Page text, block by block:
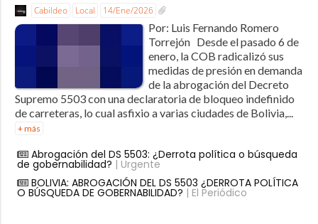
Cabildeo Local 14/Ene/2026
Por: Luis Fernando Romero
Torrejón Desde el pasado 6 de
enero, la COB radicalizó sus
medidas de presión en demanda
de la abrogación del Decreto
Supremo 5503 con una declaratoria de bloqueo indefinido
de carreteras, lo cual asfixio a varias ciudades de Bolivia,...
+ más
Abrogación del DS 5503: ¿Derrota política o búsqueda
de gobernabilidad? | Urgente
BOLIVIA: ABROGACIÓN DEL DS 5503 ¿DERROTA POLÍTICA
O BÚSQUEDA DE GOBERNABILIDAD? | El Periódico